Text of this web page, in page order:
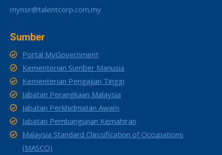
mynsr@talentcorp.com.my
Sumber
Portal MyGovernment
Kementerian Sumber Manusia
Kementerian Pengajian Tinggi
Jabatan Perangkaan Malaysia
Jabatan Perkhidmatan Awam
Jabatan Pembangunan Kemahiran
Malaysia Standard Classification of Occupations
(MASCO)